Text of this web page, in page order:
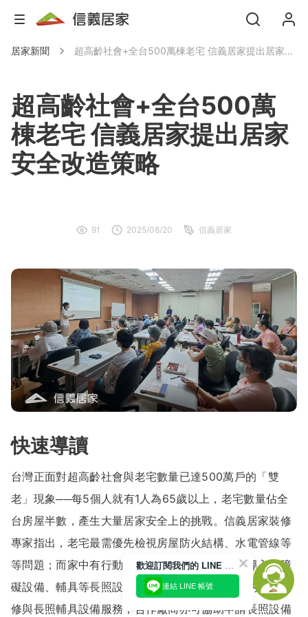
居家新聞 超高齡社會+全台500萬棟老宅 信義居家提出居家安全改造策略
超高齡社會+全台500萬
棟老宅 信義居家提出居家
安全改造策略
91 2025/08/20 信義居家
快速導讀
台灣正面對超高齡社會與老宅數量已達500萬戶的「雙
老」現象──每5個人就有1人為65歲以上，老宅數量佔全
台房屋半數，產生大量居家安全上的挑戰。信義居家裝修
專家指出，老宅最需優先檢視房屋防火結構、水電管線等
等問題；而家中有行動較為不便的長者，則建議導入無障
礙設備、輔具等長照設備，信義居家提供一條龍的室內裝
修與長照輔具設備服務，合作廠商亦可協助申請長照設備
歡迎訂閱我們的 LINE 官方帳號
連結 LINE 帳號